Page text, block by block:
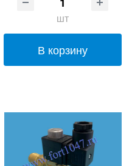
шт
В корзину